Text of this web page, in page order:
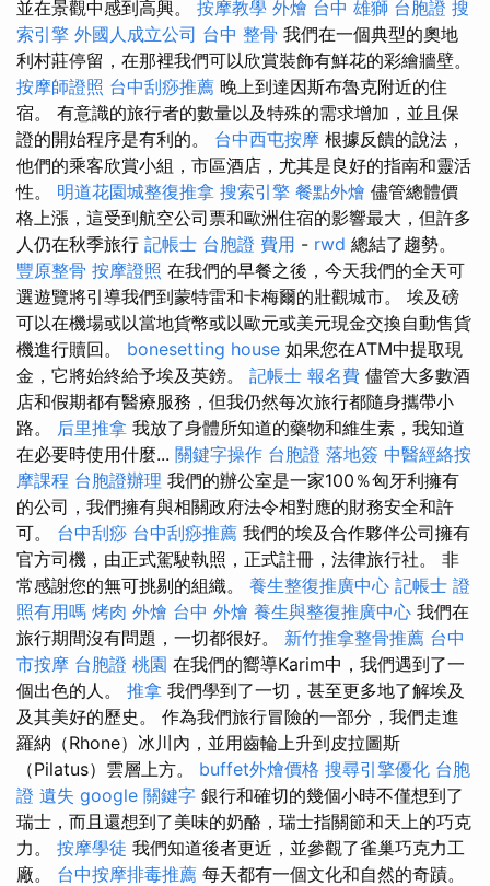
並在景觀中感到高興。 按摩教學 外燴 台中 雄獅 台胞證 搜
索引擎 外國人成立公司 台中 整骨 我們在一個典型的奧地
利村莊停留，在那裡我們可以欣賞裝飾有鮮花的彩繪牆壁。
按摩師證照 台中刮痧推薦 晚上到達因斯布魯克附近的住
宿。 有意識的旅行者的數量以及特殊的需求增加，並且保
證的開始程序是有利的。 台中西屯按摩 根據反饋的說法，
他們的乘客欣賞小組，市區酒店，尤其是良好的指南和靈活
性。 明道花園城整復推拿 搜索引擎 餐點外燴 儘管總體價
格上漲，這受到航空公司票和歐洲住宿的影響最大，但許多
人仍在秋季旅行 記帳士 台胞證 費用 - rwd 總結了趨勢。
豐原整骨 按摩證照 在我們的早餐之後，今天我們的全天可
選遊覽將引導我們到蒙特雷和卡梅爾的壯觀城市。 埃及磅
可以在機場或以當地貨幣或以歐元或美元現金交換自動售貨
機進行贖回。 bonesetting house 如果您在ATM中提取現
金，它將始終給予埃及英鎊。 記帳士 報名費 儘管大多數酒
店和假期都有醫療服務，但我仍然每次旅行都隨身攜帶小
路。 后里推拿 我放了身體所知道的藥物和維生素，我知道
在必要時使用什麼... 關鍵字操作 台胞證 落地簽 中醫經絡按
摩課程 台胞證辦理 我們的辦公室是一家100％匈牙利擁有
的公司，我們擁有與相關政府法令相對應的財務安全和許
可。 台中刮痧 台中刮痧推薦 我們的埃及合作夥伴公司擁有
官方司機，由正式駕駛執照，正式註冊，法律旅行社。 非
常感謝您的無可挑剔的組織。 養生整復推廣中心 記帳士 證
照有用嗎 烤肉 外燴 台中 外燴 養生與整復推廣中心 我們在
旅行期間沒有問題，一切都很好。 新竹推拿整骨推薦 台中
市按摩 台胞證 桃園 在我們的嚮導Karim中，我們遇到了一
個出色的人。 推拿 我們學到了一切，甚至更多地了解埃及
及其美好的歷史。 作為我們旅行冒險的一部分，我們走進
羅納（Rhone）冰川內，並用齒輪上升到皮拉圖斯
（Pilatus）雲層上方。 buffet外燴價格 搜尋引擎優化 台胞
證 遺失 google 關鍵字 銀行和確切的幾個小時不僅想到了
瑞士，而且還想到了美味的奶酪，瑞士指關節和天上的巧克
力。 按摩學徒 我們知道後者更近，並參觀了雀巢巧克力工
廠。 台中按摩排毒推薦 每天都有一個文化和自然的奇蹟。